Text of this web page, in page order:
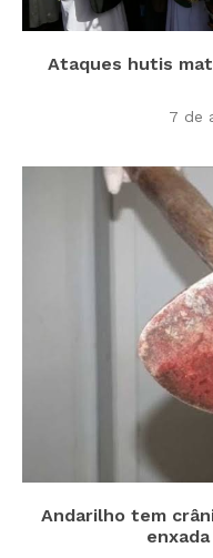
Ataques hutis
7 de
Andarilho tem